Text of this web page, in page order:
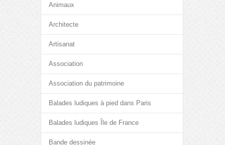
Animaux
Architecte
Artisanat
Association
Association du patrimoine
Balades ludiques à pied dans Paris
Balades ludiques Île de France
Bande dessinée